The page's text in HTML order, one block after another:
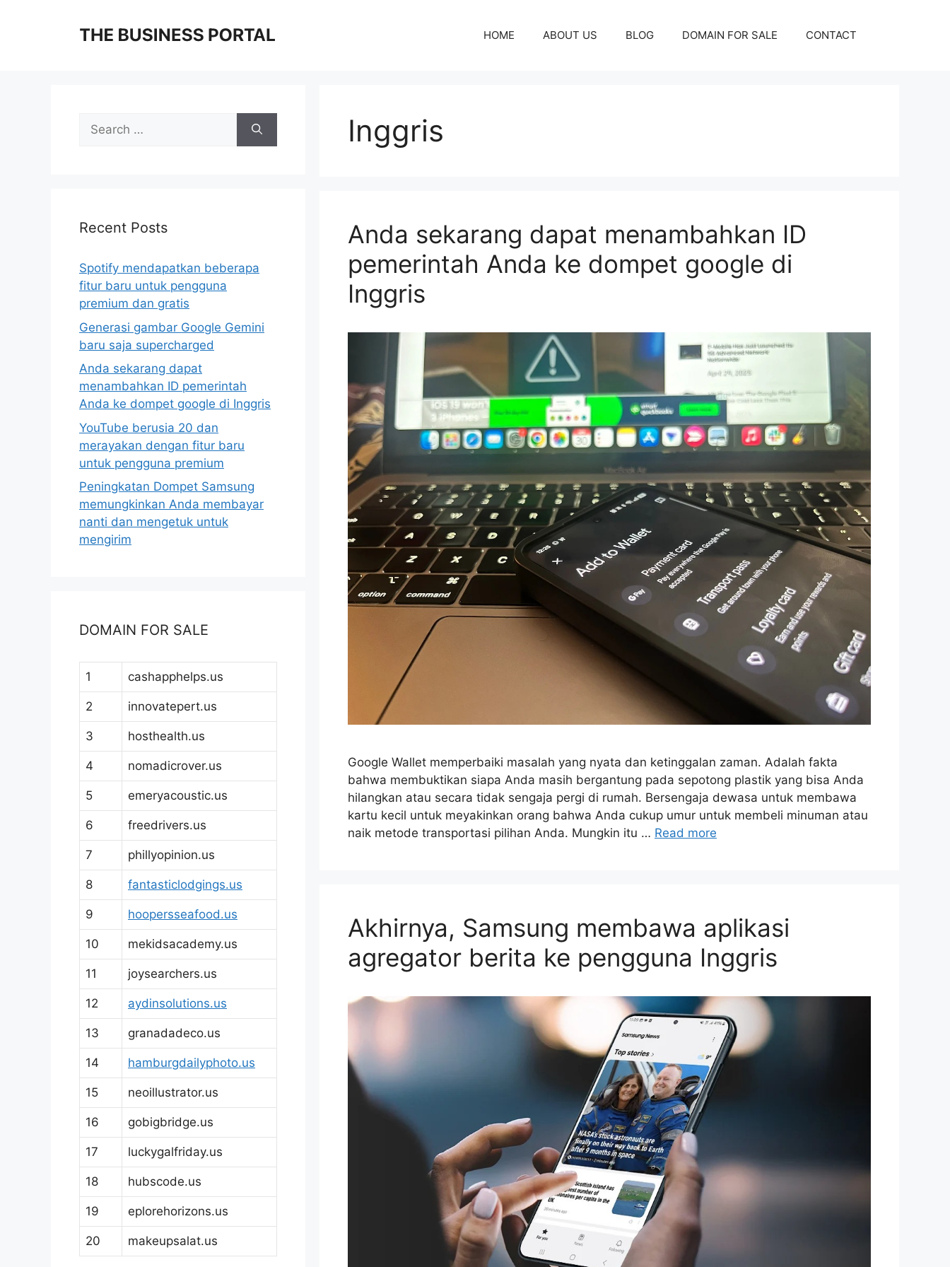
HOME ABOUT US BLOG DOMAIN FOR SALE CONTACT
Inggris
Anda sekarang dapat menambahkan ID
pemerintah Anda ke dompet google di
Inggris
Google Wallet memperbaiki masalah yang nyata dan ketinggalan zaman. Adalah fakta
bahwa membuktikan siapa Anda masih bergantung pada sepotong plastik yang bisa Anda
hilangkan atau secara tidak sengaja pergi di rumah. Bersengaja dewasa untuk membawa
kartu kecil untuk meyakinkan orang bahwa Anda cukup umur untuk membeli minuman atau
naik metode transportasi pilihan Anda. Mungkin itu … Read more
Akhirnya, Samsung membawa aplikasi
agregator berita ke pengguna Inggris
Search
for:
Recent Posts
Spotify mendapatkan beberapa
fitur baru untuk pengguna
premium dan gratis
Generasi gambar Google Gemini
baru saja supercharged
Anda sekarang dapat
menambahkan ID pemerintah
Anda ke dompet google di Inggris
YouTube berusia 20 dan
merayakan dengan fitur baru
untuk pengguna premium
Peningkatan Dompet Samsung
memungkinkan Anda membayar
nanti dan mengetuk untuk
mengirim
DOMAIN FOR SALE
1 cashapphelps.us
2 innovatepert.us
3 hosthealth.us
4 nomadicrover.us
5 emeryacoustic.us
6 freedrivers.us
7 phillyopinion.us
8 fantasticlodgings.us
9 hoopersseafood.us
10 mekidsacademy.us
11 joysearchers.us
12 aydinsolutions.us
13 granadadeco.us
14 hamburgdailyphoto.us
15 neoillustrator.us
16 gobigbridge.us
17 luckygalfriday.us
18 hubscode.us
19 eplorehorizons.us
20 makeupsalat.us